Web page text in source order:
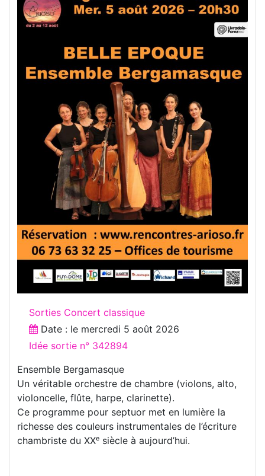
Sorties Concert classique
Date : le mercredi 5 août 2026
Idée sortie n° 342894
Ensemble Bergamasque
Un véritable orchestre de chambre (violons, alto,
violoncelle, flûte, harpe, clarinette).
Ce programme pour septuor met en lumière la
richesse des couleurs instrumentales de l’écriture
chambriste du XXᵉ siècle à aujourd’hui.